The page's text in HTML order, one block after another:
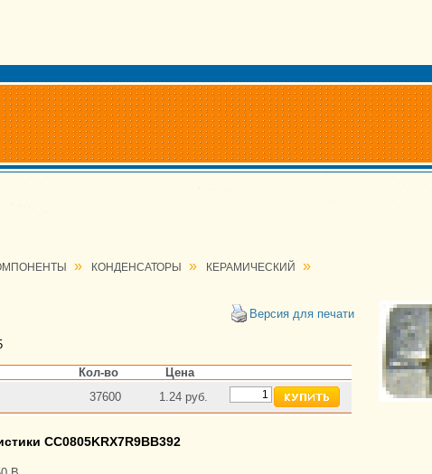
» КОНДЕНСАТОРЫ » КЕРАМИЧЕСКИЙ »
Версия для печати
Кол-во
Цена
37600 1.24 руб.
CC0805KRX7R9BB392